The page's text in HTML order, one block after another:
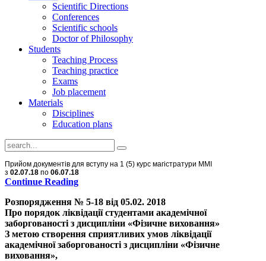
Scientific Directions
Conferences
Scientific schools
Doctor of Philosophy
Students
Teaching Process
Teaching practice
Exams
Job placement
Materials
Disciplines
Education plans
Прийом документів для вступу на 1 (5) курс магістратури ММІ
з 02.07.18 по 06.07.18
Continue Reading
Розпорядження № 5-18 від 05.02. 2018
Про порядок ліквідації студентами академічної
заборгованості з дисципліни «Фізичне виховання»
З метою створення сприятливих умов ліквідації
академічної заборгованості з дисципліни «Фізичне
виховання»,